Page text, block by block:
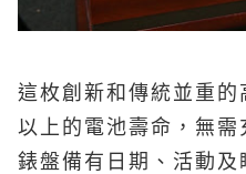
這枚創新和傳統並重
以上的電池壽命，無需
錶盤備有日期、活動